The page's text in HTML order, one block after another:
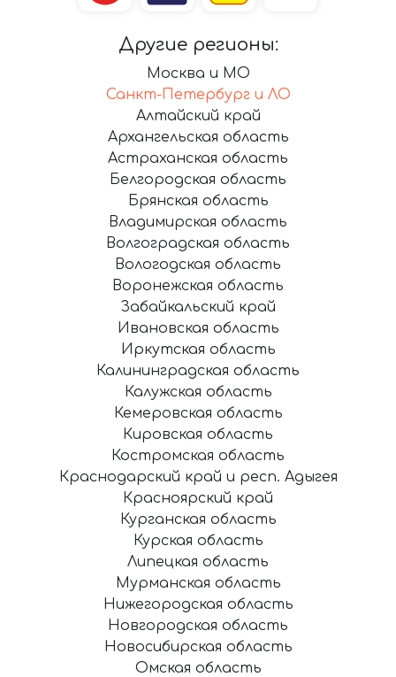
Другие регионы:
Москва и МО
Санкт-Петербург и ЛО
Алтайский край
Архангельская область
Астраханская область
Белгородская область
Брянская область
Владимирская область
Волгоградская область
Вологодская область
Воронежская область
Забайкальский край
Ивановская область
Иркутская область
Калининградская область
Калужская область
Кемеровская область
Кировская область
Костромская область
Краснодарский край и респ. Адыгея
Красноярский край
Курганская область
Курская область
Липецкая область
Мурманская область
Нижегородская область
Новгородская область
Новосибирская область
Омская область